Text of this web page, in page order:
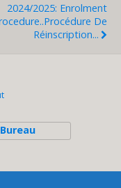
2024/2025: Enrolment
De
Réinscription...
Bureau